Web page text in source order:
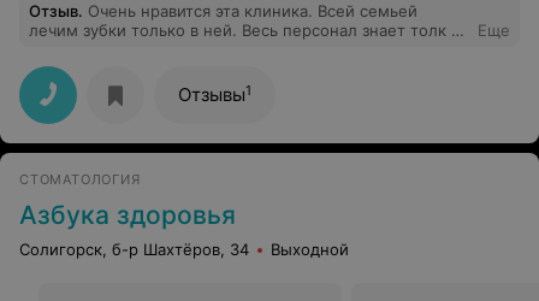
Отзыв. Очень нравится эта клиника. Всей семьей
лечим зубки только в ней. Весь персонал знает толк в
любую проблему. В сравнении с другими клиниками
очень демократичные цены. Индивидуальный подход к
каждому клиенту. Всем рекомендую.
Еще
Отзывы1
СТОМАТОЛОГИЯ
Азбука здоровья
Солигорск, б-р Шахтёров, 34 Выходной